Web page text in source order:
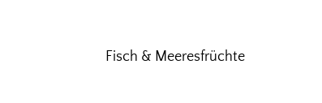
Fisch & Meeresfrüchte